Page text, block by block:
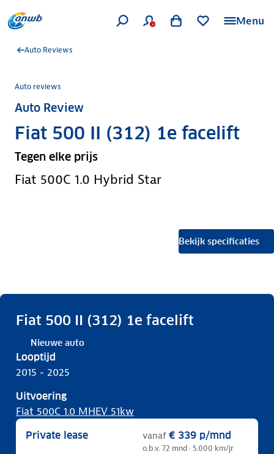
Menu
Auto Reviews
Auto reviews
Auto Review
Fiat 500 II (312) 1e facelift
Tegen elke prijs
Fiat 500C 1.0 Hybrid Star
Bekijk specificaties
Fiat 500 II (312) 1e facelift
Nieuwe auto
Looptijd
2015 - 2025
Uitvoering
Fiat 500C 1.0 MHEV 51kw
Private lease vanaf € 339 p/mnd
o.b.v. 72 mnd · 5.000 km/jr